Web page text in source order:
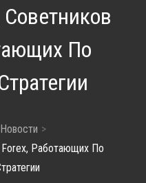
По
Работающих По